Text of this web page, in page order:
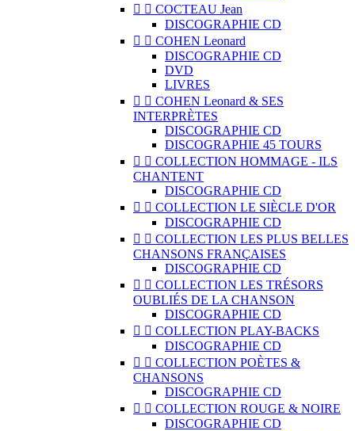
  COCTEAU Jean
DISCOGRAPHIE CD
  COHEN Leonard
DISCOGRAPHIE CD
DVD
LIVRES
  COHEN Leonard & SES
INTERPRÈTES
DISCOGRAPHIE CD
DISCOGRAPHIE 45 TOURS
  COLLECTION HOMMAGE - ILS
CHANTENT
DISCOGRAPHIE CD
  COLLECTION LE SIÈCLE D'OR
DISCOGRAPHIE CD
  COLLECTION LES PLUS BELLES
CHANSONS FRANÇAISES
DISCOGRAPHIE CD
  COLLECTION LES TRÉSORS
OUBLIÉS DE LA CHANSON
DISCOGRAPHIE CD
  COLLECTION PLAY-BACKS
DISCOGRAPHIE CD
  COLLECTION POÈTES &
CHANSONS
DISCOGRAPHIE CD
  COLLECTION ROUGE & NOIRE
DISCOGRAPHIE CD